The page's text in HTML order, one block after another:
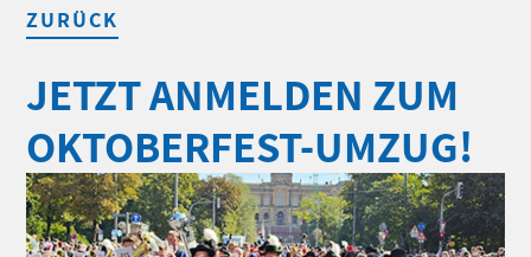
ZURÜCK
JETZT ANMELDEN ZUM
OKTOBERFEST-UMZUG!